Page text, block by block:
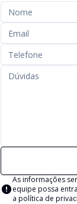
As informações
equipe possa
a política de